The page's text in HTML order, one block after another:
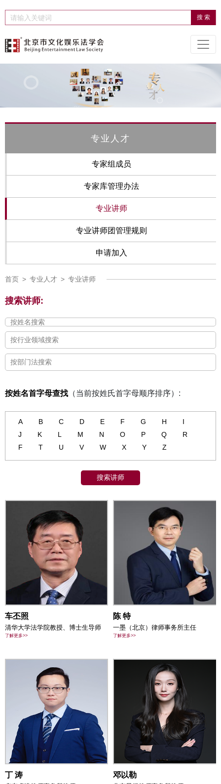
专业人才
专家组成员
专家库管理办法
专业讲师
专业讲师团管理规则
申请加入
首页 > 专业人才 > 专业讲师